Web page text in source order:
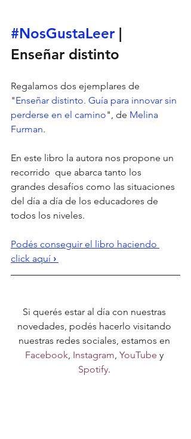
#NosGustaLeer |
Enseñar distinto
Regalamos dos ejemplares de
"Enseñar distinto. Guía para innovar sin
perderse en el camino", de Melina
Furman.
En este libro la autora nos propone un
recorrido  que abarca tanto los
grandes desafíos como las situaciones
del día a día de los educadores de
todos los niveles.
Podés conseguir el libro haciendo
click aquí ›
Si querés estar al día con nuestras
novedades, podés hacerlo visitando
nuestras redes sociales, estamos en
Facebook Instagram YouTube y
Spotify.